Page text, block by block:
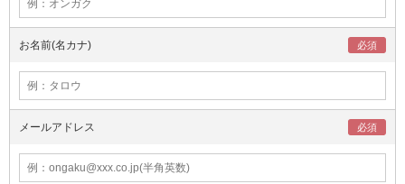
お名前(名カナ)
メールアドレス